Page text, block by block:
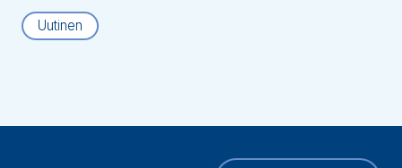
Uutinen